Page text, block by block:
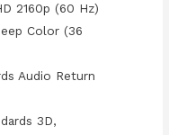
2160p (60 Hz)
Color (36
Audio Return
3D,